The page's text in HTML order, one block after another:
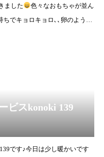
ました
色々なおもちゃが並ん
でキョロキョロ､､卵のような
ビスkonoki 139
です♪今日は少し暖かいです